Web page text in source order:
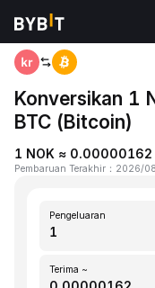
Beranda
Konversikan 1
BTC (Bitcoin)
1 NOK ≈ 0.00000162
Pembaruan Terakhir ： 2026/
Pengeluaran
Terima ~